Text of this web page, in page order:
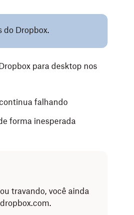
do Dropbox.
para desktop nos
falhando
forma inesperada
travando, você ainda